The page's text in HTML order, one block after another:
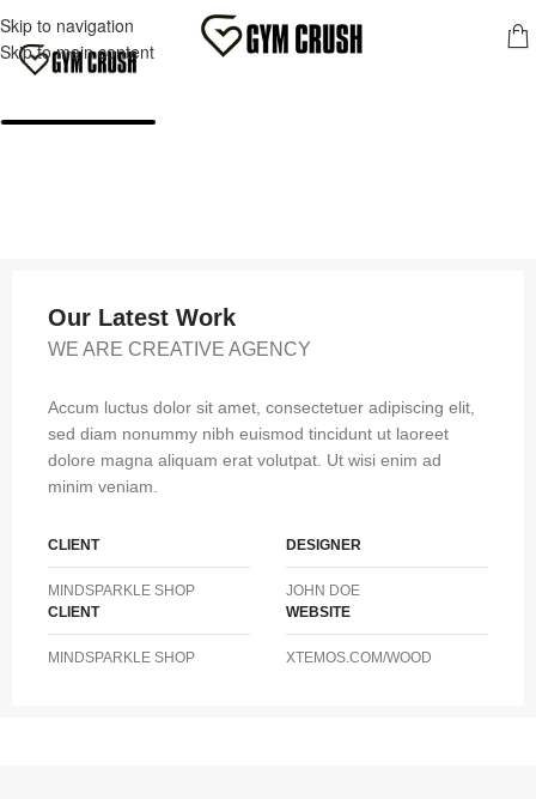
Skip to navigation
Skip to main content
FREE SHIPPING FOR ORDERS OVER 70,00 €
MENU
Our Latest Work
WE ARE CREATIVE AGENCY
Accum luctus dolor sit amet, consectetuer adipiscing elit,
sed diam nonummy nibh euismod tincidunt ut laoreet
dolore magna aliquam erat volutpat. Ut wisi enim ad
minim veniam.
CLIENT
MINDSPARKLE SHOP
DESIGNER
JOHN DOE
CLIENT
MINDSPARKLE SHOP
WEBSITE
XTEMOS.COM/WOOD